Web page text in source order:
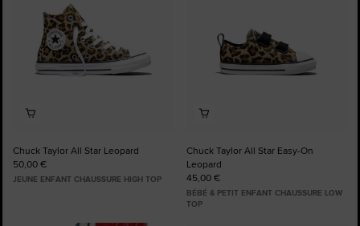
Chuck Taylor All Star Leopard
50,00 €
JEUNE ENFANT CHAUSSURE HIGH TOP
Chuck Taylor All Star Easy-On
Leopard
45,00 €
BÉBÉ & PETIT ENFANT CHAUSSURE LOW
TOP